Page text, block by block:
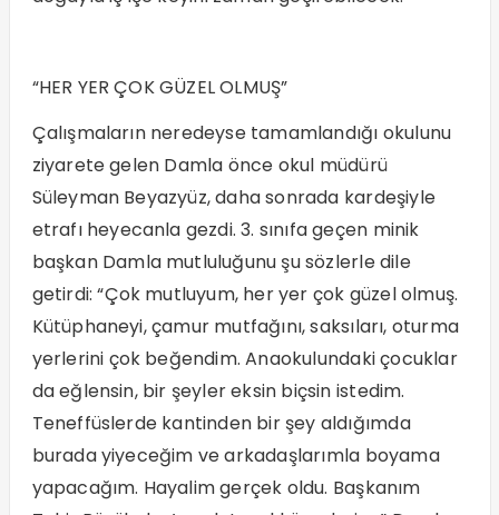
“HER YER ÇOK GÜZEL OLMUŞ”
Çalışmaların neredeyse tamamlandığı okulunu
ziyarete gelen Damla önce okul müdürü
Süleyman Beyazyüz, daha sonrada kardeşiyle
etrafı heyecanla gezdi. 3. sınıfa geçen minik
başkan Damla mutluluğunu şu sözlerle dile
getirdi: “Çok mutluyum, her yer çok güzel olmuş.
Kütüphaneyi, çamur mutfağını, saksıları, oturma
yerlerini çok beğendim. Anaokulundaki çocuklar
da eğlensin, bir şeyler eksin biçsin istedim.
Teneffüslerde kantinden bir şey aldığımda
burada yiyeceğim ve arkadaşlarımla boyama
yapacağım. Hayalim gerçek oldu. Başkanım